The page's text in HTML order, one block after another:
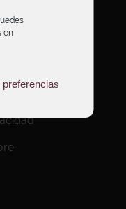
en
preferencias
Compra